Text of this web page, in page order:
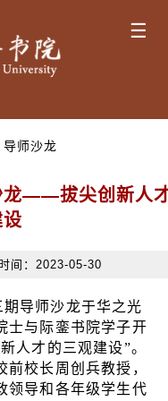
☰
师沙龙
龙——拔尖创新人
设
：2023-05-30
导师沙龙于华之光
士与际銮书院学子开
人才的三观建设”。
校长周创兵教授，
领导和各年级学生代